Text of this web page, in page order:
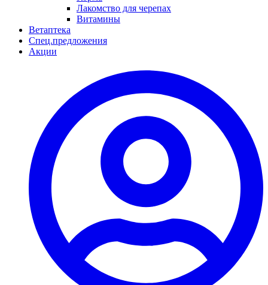
Лакомство для черепах
Витамины
Ветаптека
Спец.предложения
Акции